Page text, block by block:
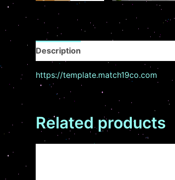
Description
https://template.match19co.com
Related products